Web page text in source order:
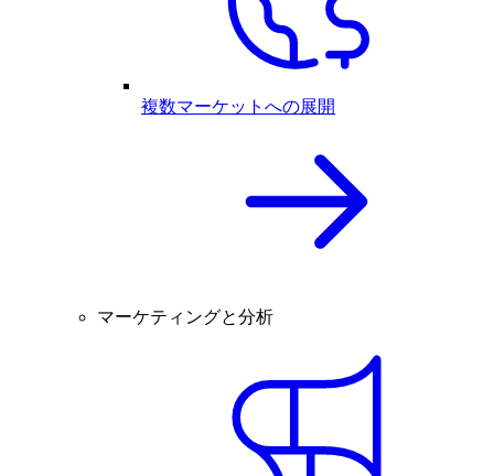
複数マーケットへの展開
マーケティングと分析